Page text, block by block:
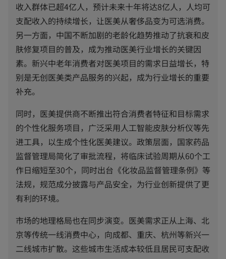
收入群体已超4亿人，预计未来十年将达8亿人，人均可
支配收入的持续增长，让医美从奢侈品变为可选消费。
另一方面，中国不断加剧的老龄化趋势推动了抗衰和皮
肤修复项目的普及，成为推动医美行业增长的关键因
素。新兴中老年消费者对医美项目的需求日益增长，特
别是无创医美类产品服务的兴起，成为行业增长的重要
补充。
同时，医美提供商不断推出符合消费者特征和目标需求
的个性化服务项目，广泛采用人工智能皮肤分析仪等先
进工具，以生成个性化医美建议。政策层面，国家药品
监督管理局简化了审批流程，将临床试验周期从60个工
作日缩短至30个，同时出台《化妆品监督管理条例》等
法规，规范成分披露与产品安全，为行业创新提供了更
有利的环境。
市场的地理格局也在同步演变。医美需求正从上海、北
京等传统一线消费中心，向成都、重庆、杭州等新兴一
二线城市扩散。这些城市生活成本较低且居民可支配收